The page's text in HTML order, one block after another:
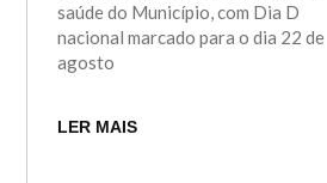
saúde do Município, com Dia D
nacional marcado para o dia 22 de
agosto
LER MAIS